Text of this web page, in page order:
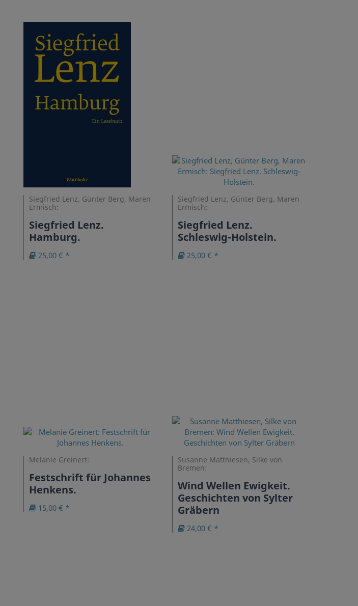
Siegfried Lenz, Günter Berg, Maren
Ermisch:
Siegfried Lenz.
Hamburg.
25,00 € *
Siegfried Lenz, Günter Berg, Maren
Ermisch:
Siegfried Lenz.
Schleswig-Holstein.
25,00 € *
Melanie Greinert:
Festschrift für Johannes
Henkens.
15,00 € *
Susanne Matthiesen, Silke von
Bremen:
Wind Wellen Ewigkeit.
Geschichten von Sylter
Gräbern
24,00 € *